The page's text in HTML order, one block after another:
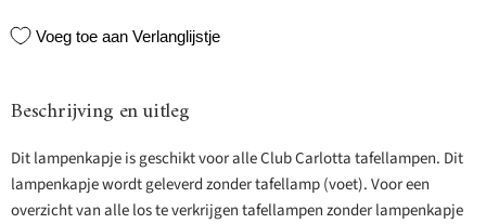
Voeg toe aan Verlanglijstje
Beschrijving en uitleg
Dit lampenkapje is geschikt voor alle Club Carlotta tafellampen. Dit
lampenkapje wordt geleverd zonder tafellamp (voet). Voor een
overzicht van alle los te verkrijgen tafellampen zonder lampenkapje